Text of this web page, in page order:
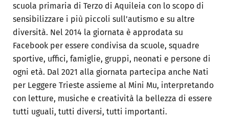
scuola primaria di Terzo di Aquileia con lo scopo di
sensibilizzare i più piccoli sull’autismo e su altre
diversità. Nel 2014 la giornata è approdata su
Facebook per essere condivisa da scuole, squadre
sportive, uffici, famiglie, gruppi, neonati e persone di
ogni età. Dal 2021 alla giornata partecipa anche Nati
per Leggere Trieste assieme al Mini Mu, interpretando
con letture, musiche e creatività la bellezza di essere
tutti uguali, tutti diversi, tutti importanti.